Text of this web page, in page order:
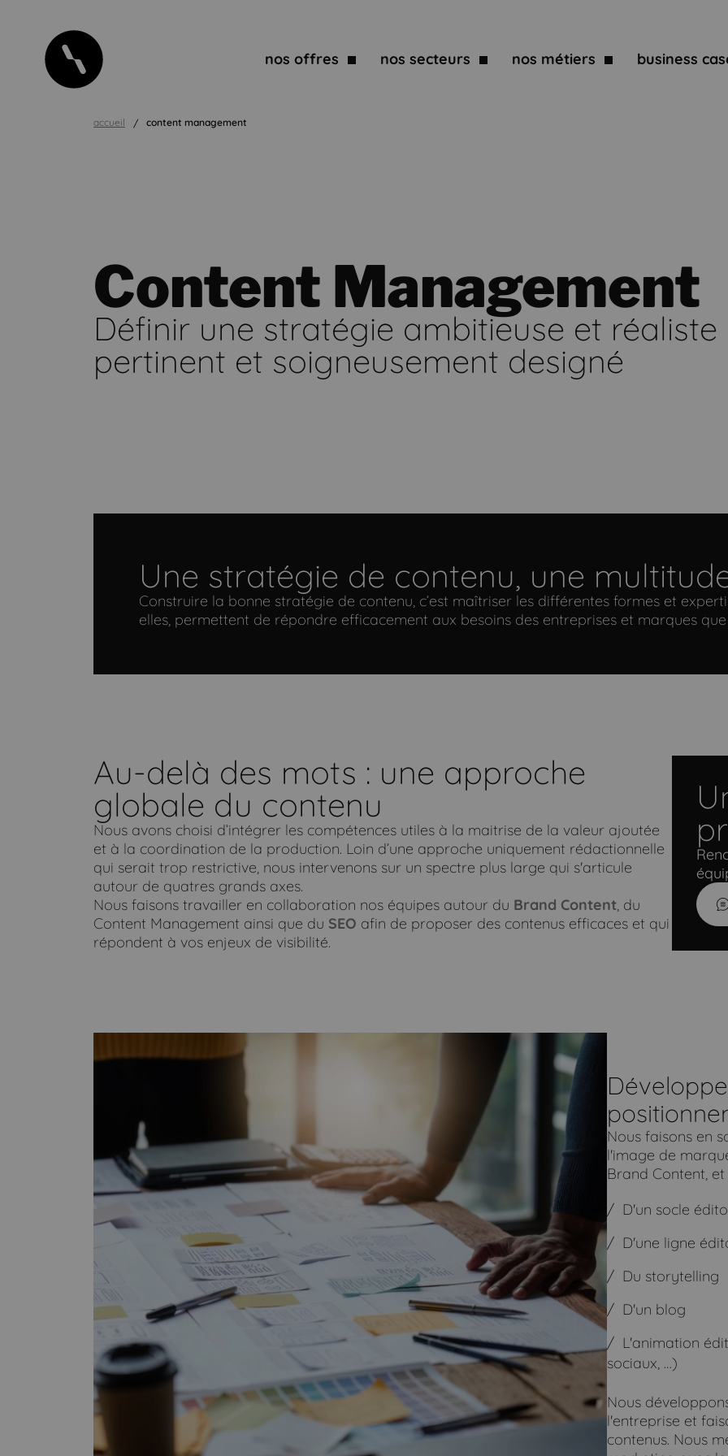
nos offres nos secteurs nos métiers business
accueil content management
Content Management
Définir une stratégie ambitieuse et
pertinent et soigneusement designé
Une stratégie de contenu, une
Construire la bonne stratégie de contenu, c’est maîtriser les différentes formes et
elles, permettent de répondre efficacement aux besoins des entreprises et marques
Au-delà des mots : une approche
globale du contenu
Nous avons choisi d’intégrer les compétences utiles à la maitrise de la valeur ajoutée
et à la coordination de la production. Loin d’une approche uniquement rédactionnelle
qui serait trop restrictive, nous intervenons sur un spectre plus large qui s'articule
autour de quatres grands axes.
Nous faisons travailler en collaboration nos équipes autour du Brand Content, du
Content Management ainsi que du SEO afin de proposer des contenus efficaces et qui
répondent à vos enjeux de visibilité.
Nous faisons en
l'image de
Brand Content,
D'un socle
D'une ligne
Du storytelling
D'un blog
L'animation
sociaux, …)
Nous
l'entreprise et
contenus. Nous